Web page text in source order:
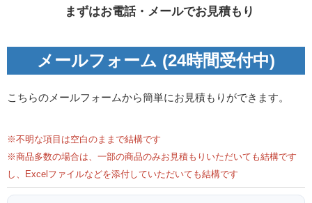
まずはお電話・メールでお見積もり
メールフォーム (24時間受付中)
こちらのメールフォームから簡単にお見積もりができます。
※不明な項目は空白のままで結構です
※商品多数の場合は、一部の商品のみお見積もりいただいても結構です
し、Excelファイルなどを添付していただいても結構です